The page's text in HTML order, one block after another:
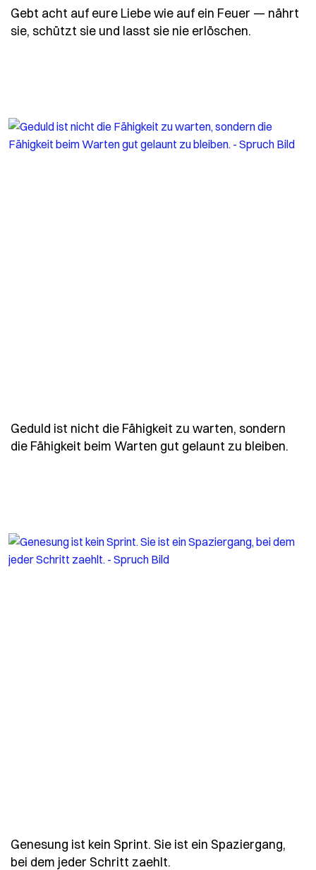
Gebt acht auf eure Liebe wie auf ein Feuer — nährt
sie, schützt sie und lasst sie nie erlöschen.
Geduld ist nicht die Fähigkeit zu warten, sondern
die Fähigkeit beim Warten gut gelaunt zu bleiben.
Genesung ist kein Sprint. Sie ist ein Spaziergang,
bei dem jeder Schritt zaehlt.